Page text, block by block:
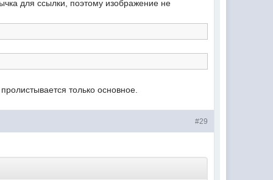
для ссылки, поэтому изображение не
только основное.
#29